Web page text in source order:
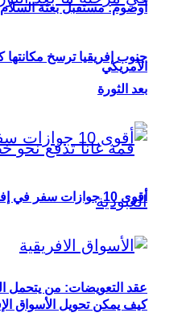
أوصوم: مستقبل بعثة
الأمريكي
عقد التعويضات: من يتحمل
جنوب إفريقيا ترسخ
بعد الثورة
أقوى 10 جوازات سفر في إفريقيا لعام 2026
كيف يمكن تحويل الأسواق